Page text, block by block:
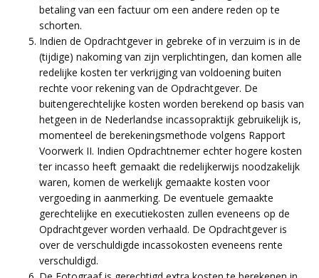
betaling van een factuur om een andere reden op te
schorten.
Indien de Opdrachtgever in gebreke of in verzuim is in de
(tijdige) nakoming van zijn verplichtingen, dan komen alle
redelijke kosten ter verkrijging van voldoening buiten
rechte voor rekening van de Opdrachtgever. De
buitengerechtelijke kosten worden berekend op basis van
hetgeen in de Nederlandse incassopraktijk gebruikelijk is,
momenteel de berekeningsmethode volgens Rapport
Voorwerk II. Indien Opdrachtnemer echter hogere kosten
ter incasso heeft gemaakt die redelijkerwijs noodzakelijk
waren, komen de werkelijk gemaakte kosten voor
vergoeding in aanmerking. De eventuele gemaakte
gerechtelijke en executiekosten zullen eveneens op de
Opdrachtgever worden verhaald. De Opdrachtgever is
over de verschuldigde incassokosten eveneens rente
verschuldigd.